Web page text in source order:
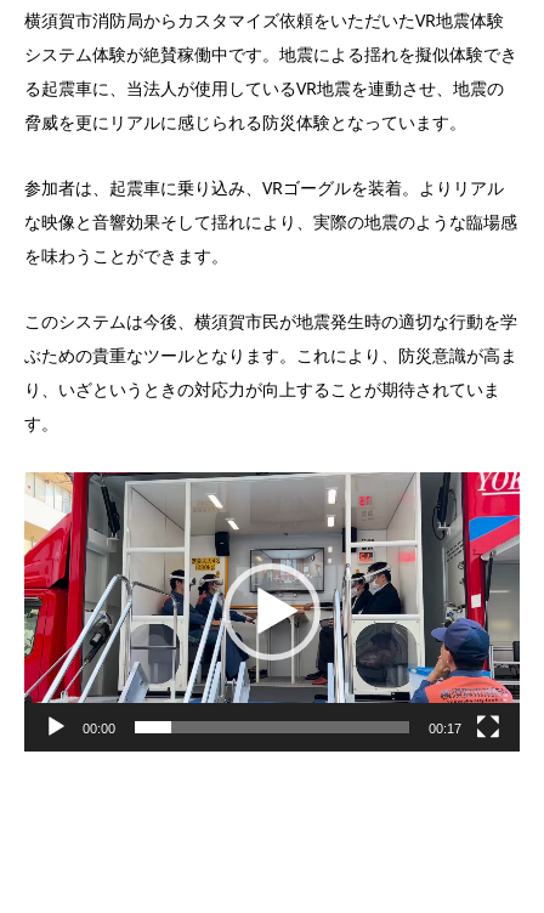
横須賀市消防局からカスタマイズ依頼をいただいたVR地震体験
システム体験が絶賛稼働中です。 地震による揺れを擬似体験でき
る起震車に、当法人が使用しているVR地震を連動させ、地震の
脅威を更にリアルに感じられる防災体験となっています。
参加者は、起震車に乗り込み、VRゴーグルを装着。よりリアル
な映像と音響効果そして揺れにより、実際の地震のような臨場感
を味わうことができます。
このシステムは今後、横須賀市民が地震発生時の適切な行動を学
ぶための貴重なツールとなります。これにより、防災意識が高ま
り、いざというときの対応力が向上することが期待されていま
す。
動
画
レ
ー
ヤ
ー
00:00 00:17